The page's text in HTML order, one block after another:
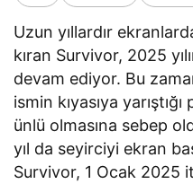
Uzun yıllardır
kıran Survivor, 2025
devam ediyor. Bu
ismin kıyasıya
ünlü olmasına sebep
yıl da seyirciyi ekran
Survivor, 1 Ocak 2025